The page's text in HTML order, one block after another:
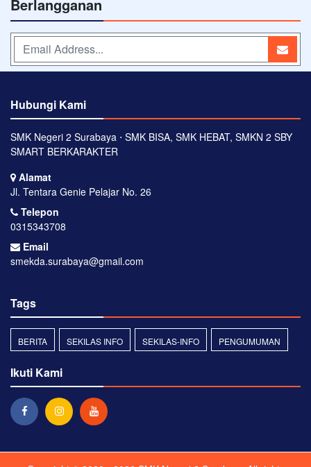
Berlangganan
Hubungi Kami
SMK Negeri 2 Surabaya ⋅ SMK BISA, SMK HEBAT, SMKN 2 SBY
SMART BERKARAKTER
Alamat
Jl. Tentara Genie Pelajar No. 26
Telepon
0315343708
Email
smekda.surabaya@gmail.com
Tags
BERITA SEKILAS INFO SEKILAS-INFO PENGUMUMAN
Ikuti Kami